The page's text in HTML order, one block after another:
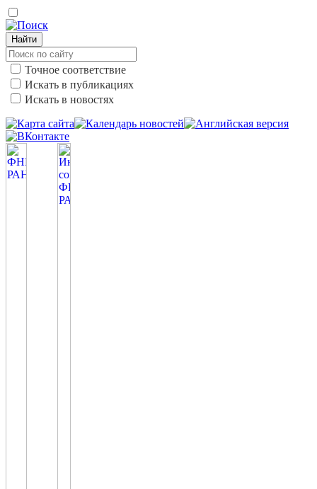
Найти
Точное соответствие
Искать в публикациях
Искать в новостях